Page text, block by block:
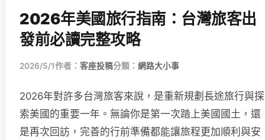
2026年美國旅行指南：台灣旅客出
發前必讀完整攻略
2026/5/1作者： 客座投稿分類： 網路大小事
2026年對許多台灣旅客來說，是重新規劃長途旅行與探
索美國的重要一年。無論你是第一次踏上美國國土，還
是再次回訪，完善的行前準備都能讓旅程更加順利與安